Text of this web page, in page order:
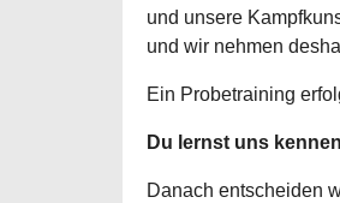
und unsere
und wir nehmen
Ein Probetraining
Du lernst uns
Danach entscheiden